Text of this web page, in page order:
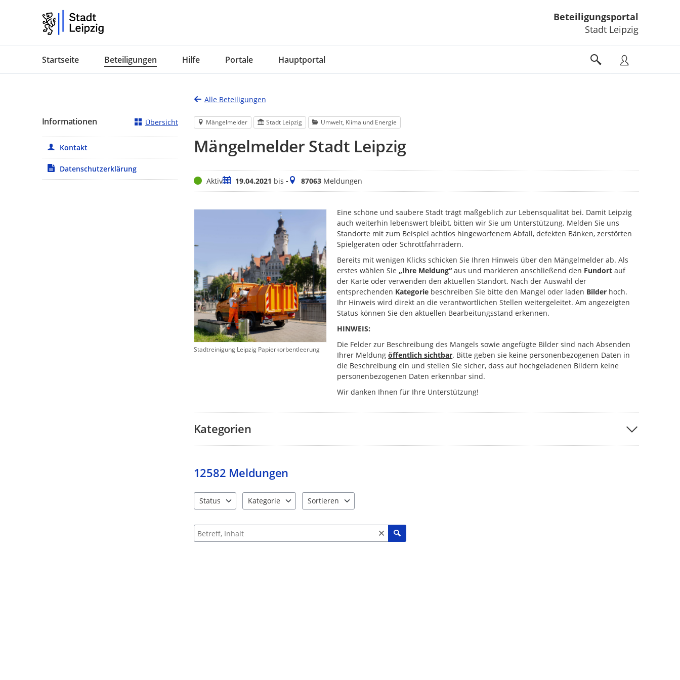
Beteiligungsportal
Stadt Leipzig
Startseite Beteiligungen Hilfe Portale Hauptportal
Alle Beteiligungen
Mängelmelder Stadt Leipzig Umwelt, Klima und Energie
Mängelmelder Stadt Leipzig
StatusAktivZeitraum
19.04.2021 bis -Meldungen
87063Meldungen
Stadtreinigung Leipzig Papierkorbentleerung
Eine schöne und saubere Stadt trägt maßgeblich zur Lebensqualität bei. Damit Leipzig
auch weiterhin lebenswert bleibt, bitten wir Sie um Unterstützung. Melden Sie uns
Standorte mit zum Beispiel achtlos hingeworfenem Abfall, defekten Bänken, zerstörten
Spielgeräten oder Schrottfahrrädern.
Bereits mit wenigen Klicks schicken Sie Ihren Hinweis über den Mängelmelder ab. Als
erstes wählen Sie„Ihre Meldung“ aus und markieren anschließend den Fundort auf
der Karte oder verwenden den aktuellen Standort. Nach der Auswahl der
entsprechenden Kategorie beschreiben Sie bitte den Mangel oder laden Bilder hoch.
Ihr Hinweis wird direkt an die verantwortlichen Stellen weitergeleitet. Am angezeigten
Status können Sie den aktuellen Bearbeitungsstand erkennen.
HINWEIS:
Die Felder zur Beschreibung des Mangels sowie angefügte Bilder sind nach Absenden
Ihrer Meldungöffentlich sichtbar. Bitte geben sie keine personenbezogenen Daten in
die Beschreibung ein und stellen Sie sicher, dass auf hochgeladenen Bildern keine
personenbezogenen Daten erkennbar sind.
Wir danken Ihnen für Ihre Unterstützung!
Kategorien
12582 Meldungen
Status
Kategorie
Sortieren
Suche nach Meldungen und Kommentaren
Informationen Übersicht
Kontakt
Datenschutzerklärung